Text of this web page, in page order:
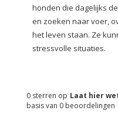
honden die dagelijks
en zoeken naar voer,
het leven staan. Ze
stressvolle situaties.
Laat hier
0 sterren op
basis van 0 beoordelingen